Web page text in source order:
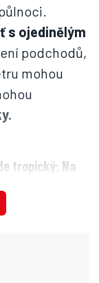
s ojedinělým
podchodů,
mohou
tropický: Na
odpoledne